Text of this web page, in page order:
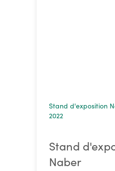
Stand d'exposition
2022
Stand
Naber